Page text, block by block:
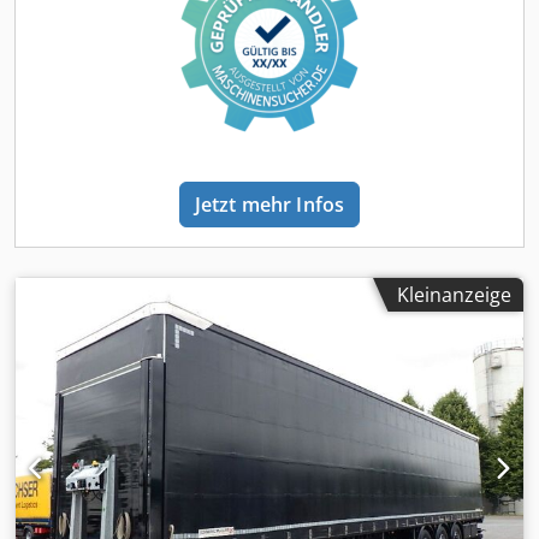
DA06CLNF Crjdpfxjzr S Ihe Aatsf * Version: 1227XBF1
Fahrzeugart Plateau-Sattelauflieger * Fahrzeugklasse: O4
Erstzulassung 05.09.2018 Achsen 3 Achsen * BPW-Achsen
Bremsen Scheibenbremsen Federung Luftfederung
Bereifung 385/65 R22.5 * Tragfähigkeits- und
Geschwindigkeitsindex: 160 J * Gleiche Bereifung auf allen
* Plattform-Aufbau Laderaummaße Länge: 13,64 m *
Breite: 2,47 m Fahrzeugabmessungen laut Zulassung
Gesamtlänge: 13,86 m * Gesamtbreite: 2,55 m *
39.000 kg * Masse des Fahrzeugs im fahrbereiten Zustand:
5.680 kg * Zulässige Sattellast: 12.000 kg * Zulässige
Achslast, 1. Achse: 9.000 kg * Zulässige Achslast, 2. Achse:
9.000 kg * Zulässige Achslast, 3. Achse: 9.000 kg ----EXPORT
VERKAUF NUR MIT KAUTION (DEPOSIT) MIN. 500¤ - 2000¤
EXPORT SALES ONLY WITH DEPOSIT MIN. 500¤ - 2000¤----
AUSFUHRANMELDUNG ZOLL EXW IN 10 MIN. (
ZUGELASSENER AUSFÜHRER ) 5 TAGE, 30 TAGE
KENNZEICHEN UND 17 - 21 TAGE ÖSTERREICH
KENNZEICHEN EURO 1 FAHRZEUGRESERVIERUNGEN BITTE
Jetzt mehr Infos
Kleinanzeige